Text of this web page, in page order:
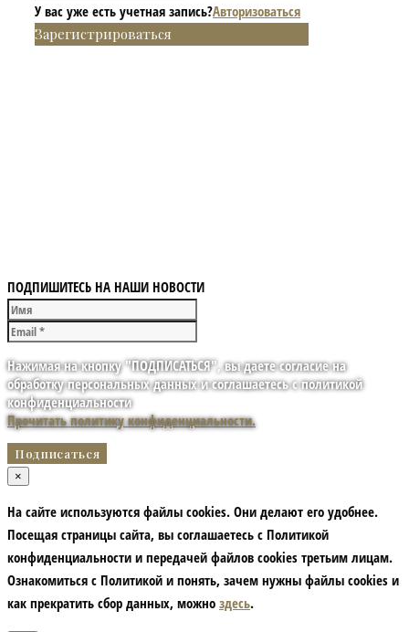
У вас уже есть учетная запись?Авторизоваться
Зарегистрироваться
ПОДПИШИТЕСЬ НА НАШИ НОВОСТИ
Нажимая на кнопку "ПОДПИСАТЬСЯ", вы даете согласие на
обработку персональных данных и соглашаетесь с политикой
конфиденциальности
Прочитать политику конфиденциальности.
×
На сайте используются файлы cookies. Они делают его удобнее.
Посещая страницы сайта, вы соглашаетесь с Политикой
конфиденциальности и передачей файлов cookies третьим лицам.
Ознакомиться с Политикой и понять, зачем нужны файлы сookies и
как прекратить сбор данных, можно здесь.